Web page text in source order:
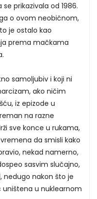
prikazivala od 1986.
o ovom neobičnom,
je ostalo kao
prema mačkama
samoljubiv i koji ni
ako ničim
iz epizode u
na razne
sve konce u rukama,
da smisli kako
nekad namerno,
sasvim slučajno,
nedugo nakon što je
u nuklearnom